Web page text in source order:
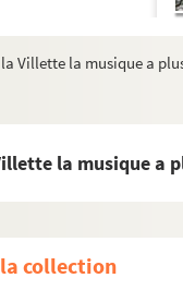
la Villette la musique a
la musique a
collection